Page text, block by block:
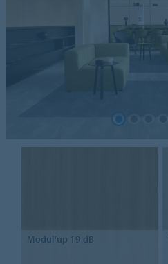
Modul'up 19 dB